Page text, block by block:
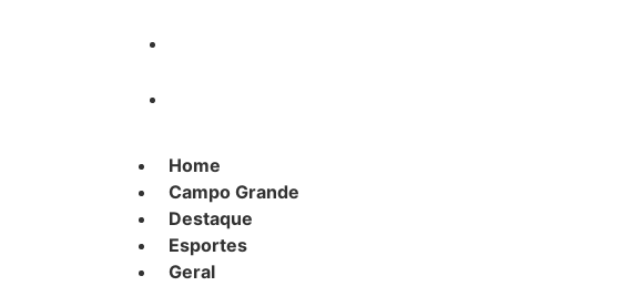
Home
Campo Grande
Destaque
Esportes
Geral